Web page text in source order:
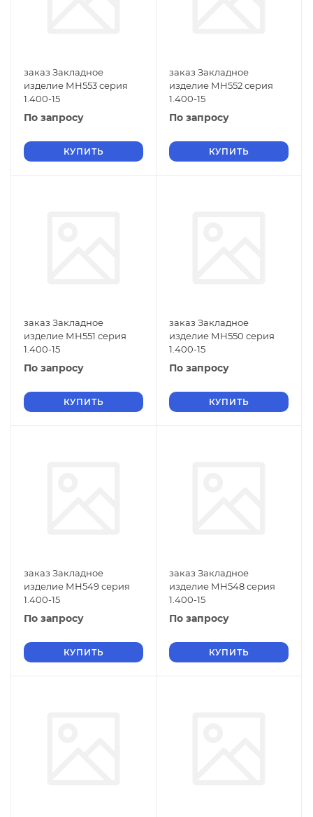
заказ Закладное
изделие МН553 серия
1.400-15
По запросу
КУПИТЬ
заказ Закладное
изделие МН552 серия
1.400-15
По запросу
КУПИТЬ
заказ Закладное
изделие МН551 серия
1.400-15
По запросу
КУПИТЬ
заказ Закладное
изделие МН550 серия
1.400-15
По запросу
КУПИТЬ
заказ Закладное
изделие МН549 серия
1.400-15
По запросу
КУПИТЬ
заказ Закладное
изделие МН548 серия
1.400-15
По запросу
КУПИТЬ